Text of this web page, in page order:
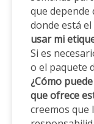
que depende
donde está
usar mi
Si es
o el paquete
¿Cómo
que ofrece
creemos que